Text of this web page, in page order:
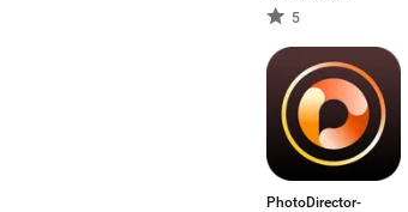
5
PhotoDirector-